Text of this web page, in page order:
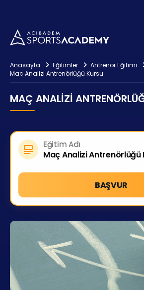
Anasayfa Eğitimler
Antrenör Eğitimi
Maç Analizi Antrenörlüğü Kursu
MAÇ ANALIZI
Eğitim Adı
Maç Analizi Antrenörlüğü
BAŞVUR